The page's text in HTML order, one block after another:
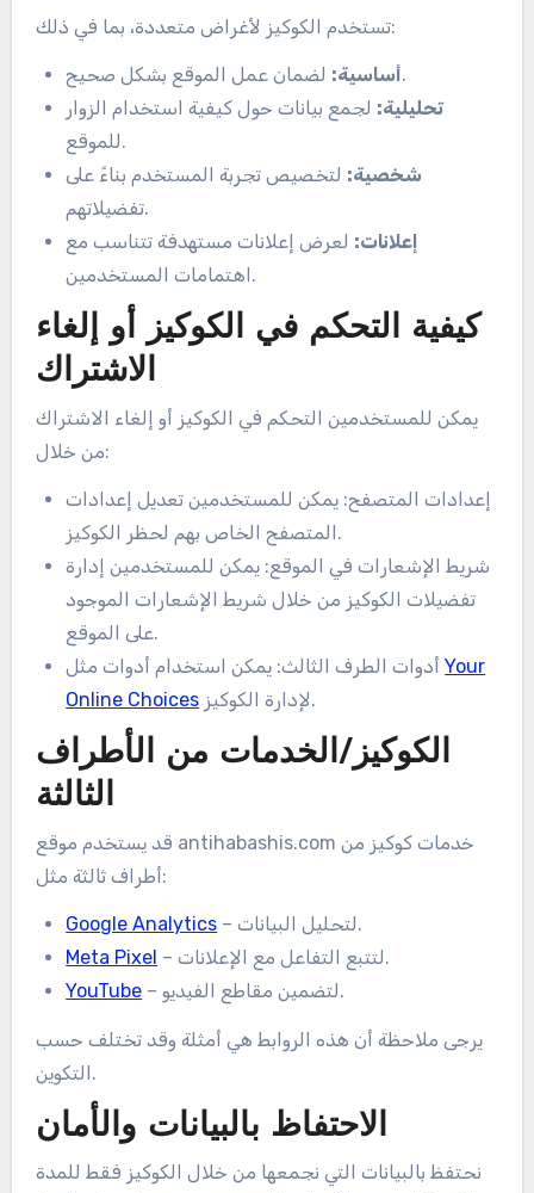
تستخدم الكوكيز لأغراض متعددة، بما في ذلك:
أساسية:لضمان عمل الموقع بشكل صحيح.
تحليلية: لجمع بيانات حول كيفية استخدام الزوار
للموقع.
شخصية: لتخصيص تجربة المستخدم بناءً على
تفضيلاتهم.
إعلانات: لعرض إعلانات مستهدفة تتناسب مع
اهتمامات المستخدمين.
كيفية التحكم في الكوكيز أو إلغاء
الاشتراك
يمكن للمستخدمين التحكم في الكوكيز أو إلغاء الاشتراك
من خلال:
إعدادات المتصفح: يمكن للمستخدمين تعديل إعدادات
المتصفح الخاص بهم لحظر الكوكيز.
شريط الإشعارات في الموقع: يمكن للمستخدمين إدارة
تفضيلات الكوكيز من خلال شريط الإشعارات الموجود
على الموقع.
أدوات الطرف الثالث: يمكن استخدام أدوات مثلYour
Online Choices
لإدارة الكوكيز.
الكوكيز/الخدمات من الأطراف
الثالثة
قد يستخدم موقع antihabashis.com خدمات كوكيز من
أطراف ثالثة مثل:
Google Analytics
– لتحليل البيانات.
Meta Pixel
– لتتبع التفاعل مع الإعلانات.
YouTube
– لتضمين مقاطع الفيديو.
يرجى ملاحظة أن هذه الروابط هي أمثلة وقد تختلف حسب
التكوين.
الاحتفاظ بالبيانات والأمان
نحتفظ بالبيانات التي نجمعها من خلال الكوكيز فقط للمدة